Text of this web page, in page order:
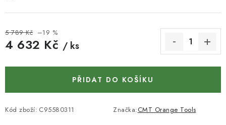
KONTAKTY
STROJE DO DÍLNY
NÁSTROJE PRO STOLAŘE
5 789 Kč –19 %
4 632 Kč / ks
PŘIDAT DO KOŠÍKU
Kód zboží: C95580311 Značka:CMT Orange Tools